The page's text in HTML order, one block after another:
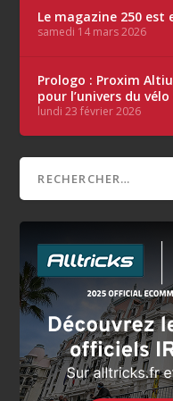
Le magazine 250 est
samedi 14 mars 2026
Prologo : Proxim
pour l’univers du
lundi 23 février 2026